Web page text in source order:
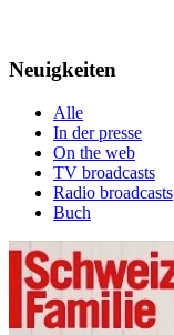
Neuigkeiten
Alle
In der presse
On the web
TV broadcasts
Radio broadcasts
Buch